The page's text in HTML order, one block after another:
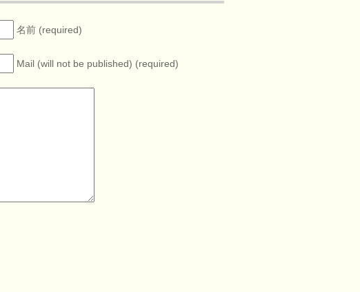
名前 (required)
Mail (will not be published) (required)